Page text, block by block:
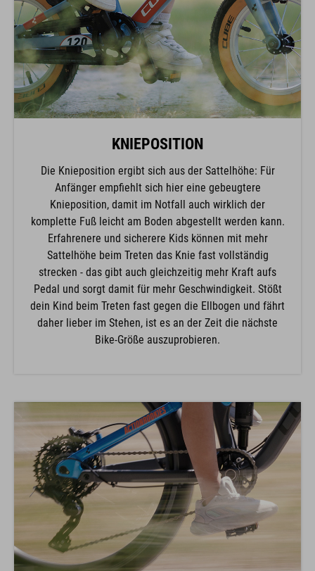
KNIEPOSITION
Die Knieposition ergibt sich aus der Sattelhöhe: Für
Anfänger empfiehlt sich hier eine gebeugtere
Knieposition, damit im Notfall auch wirklich der
komplette Fuß leicht am Boden abgestellt werden kann.
Erfahrenere und sicherere Kids können mit mehr
Sattelhöhe beim Treten das Knie fast vollständig
strecken - das gibt auch gleichzeitig mehr Kraft aufs
Pedal und sorgt damit für mehr Geschwindigkeit. Stößt
dein Kind beim Treten fast gegen die Ellbogen und fährt
daher lieber im Stehen, ist es an der Zeit die nächste
Bike-Größe auszuprobieren.